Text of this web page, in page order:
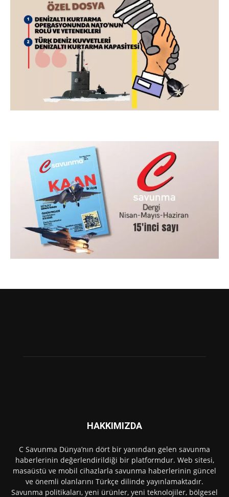
HAKKIMIZDA
C Savunma Dünya’nın dört bir yanından gelen savunma
haberlerinin değerlendirildiği bir platformdur. Web sitesi,
masaüstü ve mobil cihazlarla savunma haberlerinin güncel
ve önemli olanlarını Türkçe dilinde yayınlamaktadır.
Savunma politikaları, yeni ürünler, yeni teknolojiler, bölgesel